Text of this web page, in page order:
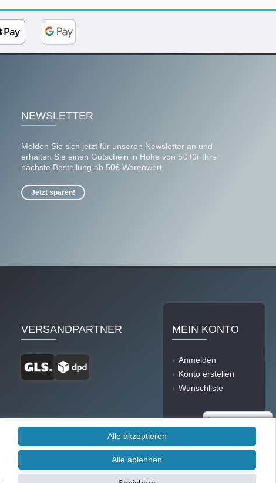
NEWSLETTER
Melden Sie sich jetzt für unseren Newsletter an und
erhalten Sie einen Gutschein in Höhe von 5€ für Ihre
nächste Bestellung ab 50€ Warenwert.
Jetzt sparen!
VERSANDPARTNER MEIN KONTO
Anmelden
Konto erstellen
Wunschliste
Alle akzeptieren
Alle ablehnen
Durch IT-Recht